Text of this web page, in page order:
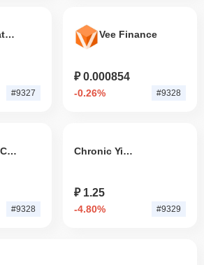
Shibwifhatcoin
#9327
Vee Finance
₽ 0.000854
-0.26% #9328
Novastro Chain
#9328
Chronic Yield
₽ 1.25
-4.80% #9329